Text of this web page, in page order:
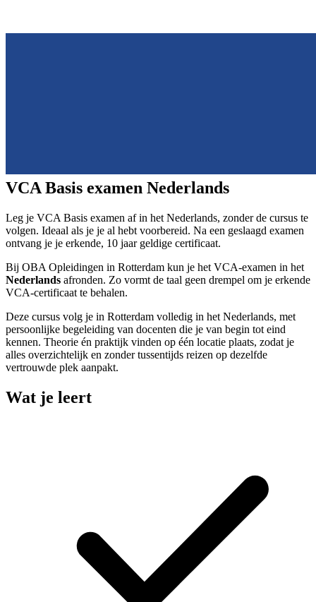
VCA Basis examen Nederlands
Leg je VCA Basis examen af in het Nederlands, zonder de cursus te
volgen. Ideaal als je je al hebt voorbereid. Na een geslaagd examen
ontvang je je erkende, 10 jaar geldige certificaat.
Bij OBA Opleidingen in Rotterdam kun je het VCA-examen in het
Nederlands afronden. Zo vormt de taal geen drempel om je erkende
VCA-certificaat te behalen.
Deze cursus volg je in Rotterdam volledig in het Nederlands, met
persoonlijke begeleiding van docenten die je van begin tot eind
kennen. Theorie én praktijk vinden op één locatie plaats, zodat je
alles overzichtelijk en zonder tussentijds reizen op dezelfde
vertrouwde plek aanpakt.
Wat je leert